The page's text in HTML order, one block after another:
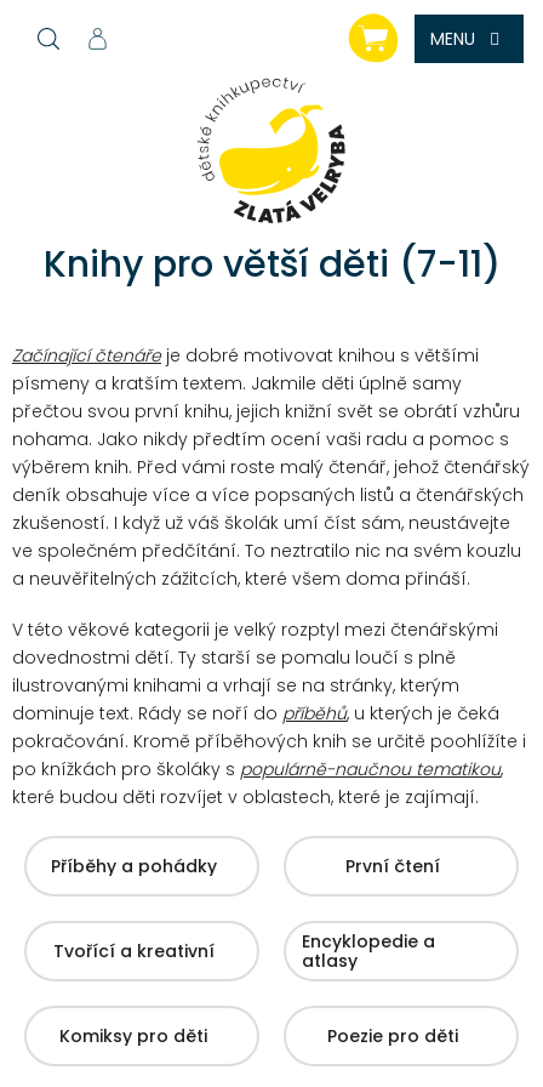
NÁKUPNÍ
KOŠÍK
Knihy pro větší děti (7-11)
Začínající čtenářeje dobré motivovat knihou s většími
písmeny a kratším textem. Jakmile děti úplně samy
přečtou svou první knihu, jejich knižní svět se obrátí vzhůru
nohama. Jako nikdy předtím ocení vaši radu a pomoc s
výběrem knih. Před vámi roste malý čtenář, jehož čtenářský
deník obsahuje více a více popsaných listů a čtenářských
zkušeností. I když už váš školák umí číst sám, neustávejte
ve společném předčítání. To neztratilo nic na svém kouzlu
a neuvěřitelných zážitcích, které všem doma přináší.
V této věkové kategorii je velký rozptyl mezi čtenářskými
dovednostmi dětí. Ty starší se pomalu loučí s plně
ilustrovanými knihami a vrhají se na stránky, kterým
dominuje text. Rády se noří do příběhů, u kterých je čeká
pokračování. Kromě příběhových knih se určitě poohlížíte i
po knížkách pro školáky s populárně-naučnou tematikou,
které budou děti rozvíjet v oblastech, které je zajímají.
Příběhy a pohádky První čtení
Tvořící a kreativní
Encyklopedie a
atlasy
Komiksy pro děti Poezie pro děti